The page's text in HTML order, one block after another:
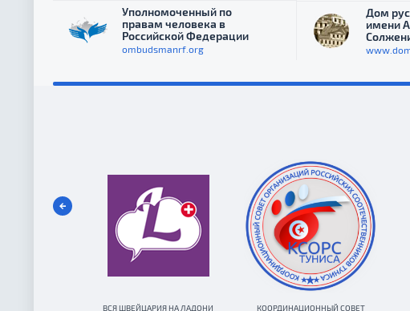
Уполномоченный по
правам человека в
Российской Федерации
ombudsmanrf.org
Дом
имени
ВСЯ ШВЕЙЦАРИЯ НА ЛАДОНИ КООРДИНАЦИОННЫЙ СОВЕТ